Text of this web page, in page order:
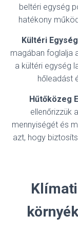
beltéri egység
hatékony
Kültéri
magában foglalja
a kültéri egység
hőleadást
Hűtőközeg
ellenőrizzük
mennyiségét és
azt, hogy